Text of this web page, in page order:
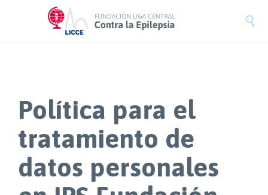

Política para el
tratamiento de
datos personales